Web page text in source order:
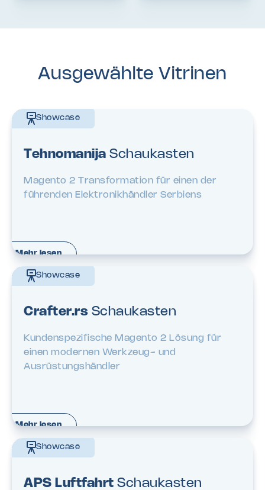
Ausgewählte Vitrinen
Showcase
Tehnomanija Schaukasten
Magento 2 Transformation für einen der
führenden Elektronikhändler Serbiens
Mehr lesen
Showcase
Crafter.rs Schaukasten
Kundenspezifische Magento 2 Lösung für
einen modernen Werkzeug- und
Ausrüstungshändler
Mehr lesen
Showcase
APS Luftfahrt Schaukasten